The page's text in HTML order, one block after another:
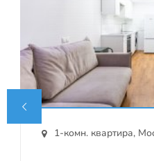

1-комн. квартира,